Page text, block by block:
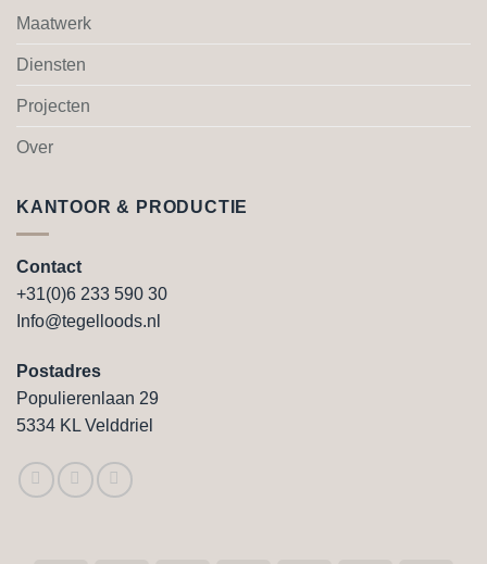
Maatwerk
Diensten
Projecten
Over
KANTOOR & PRODUCTIE
Contact
+31(0)6 233 590 30
Info@tegelloods.nl
Postadres
Populierenlaan 29
5334 KL Velddriel